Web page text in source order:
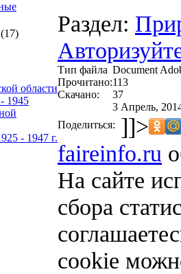
(17)
области
1945
- 1947 г.
Раздел:
Тип файла Document
Прочитано:113
Скачано:
37
3 Апрель,
Поделиться: ]]>
faireinfo.ru
На сайте
сбора
cookie